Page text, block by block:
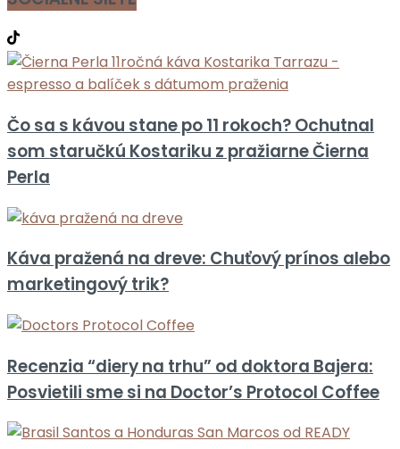
Čo sa s kávou stane po 11 rokoch? Ochutnal
som staručkú Kostariku z pražiarne Čierna
Perla
Káva pražená na dreve: Chuťový prínos alebo
marketingový trik?
Recenzia “diery na trhu” od doktora Bajera:
Posvietili sme si na Doctor’s Protocol Coffee